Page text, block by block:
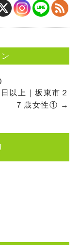
以上｜坂東市２
７歳女性① →